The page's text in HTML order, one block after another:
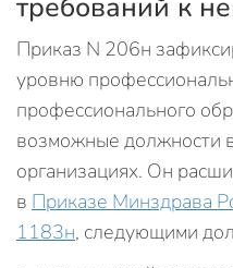
требований к
Приказ N 206н
уровню
профессионального
возможные должности
организациях. Он
в Приказе Минздрава
1183н, следующими